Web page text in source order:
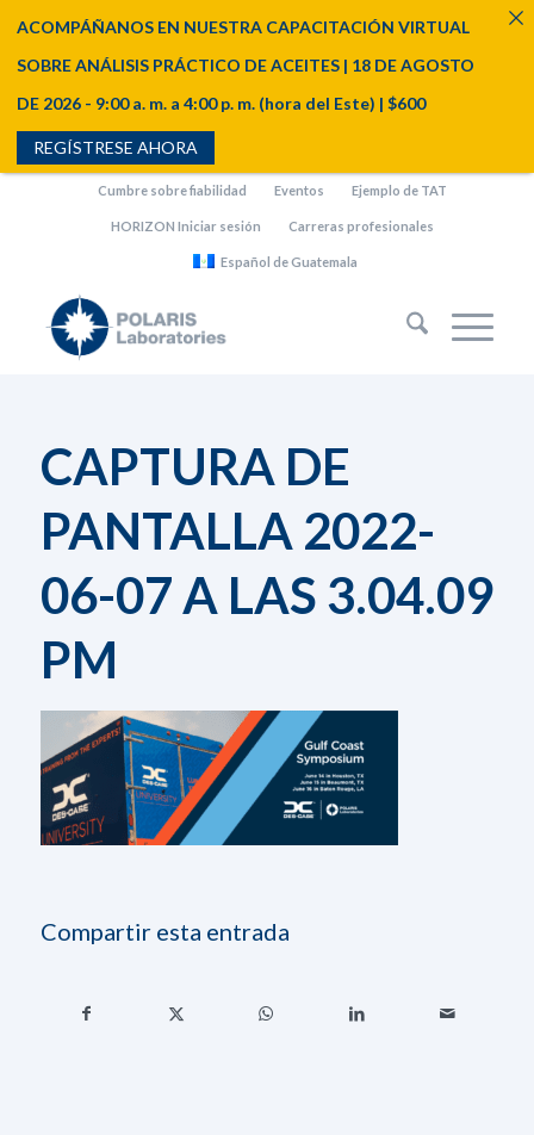
Cumbre sobre fiabilidad Eventos Ejemplo de TAT
HORIZON Iniciar sesión Carreras profesionales
Español de Guatemala
CAPTURA DE
PANTALLA 2022-
06-07 A LAS 3.04.09
PM
Compartir esta entrada
ACOMPÁÑANOS EN NUESTRA CAPACITACIÓN VIRTUAL
SOBRE ANÁLISIS PRÁCTICO DE ACEITES | 18 DE AGOSTO
DE 2026 - 9:00 a. m. a 4:00 p. m. (hora del Este) | $600
REGÍSTRESE AHORA